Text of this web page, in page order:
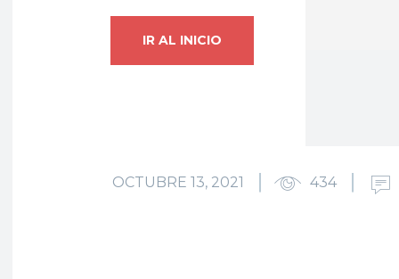
IR AL INICIO
OCTUBRE 13, 2021 434